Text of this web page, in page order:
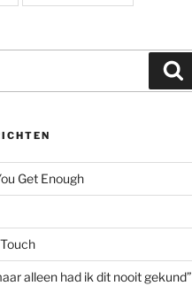
Get Enough
alleen had ik dit nooit gekund”